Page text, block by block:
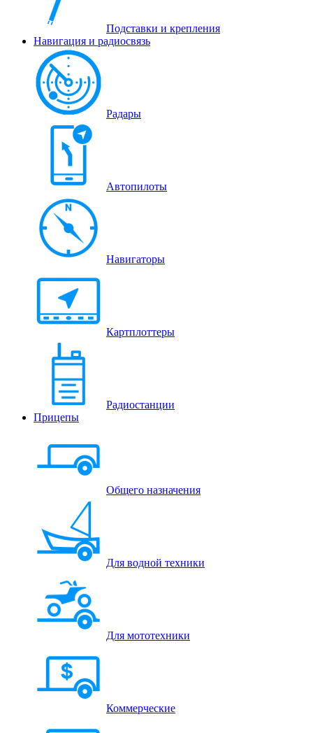
Подставки и крепления
Навигация и радиосвязь
Радары
Автопилоты
Навигаторы
Картплоттеры
Радиостанции
Прицепы
Общего назначения
Для водной техники
Для мототехники
Коммерческие